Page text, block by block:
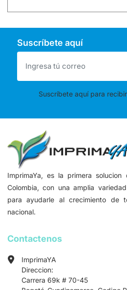
Suscríbete aquí
Suscríbete aquí para
ImprimaYa, es la primera
Colombia, con una amplia
para ayudarle al crecimiento de
nacional.
Contactenos
ImprimaYA
Direccion:
Carrera 69k # 70-45